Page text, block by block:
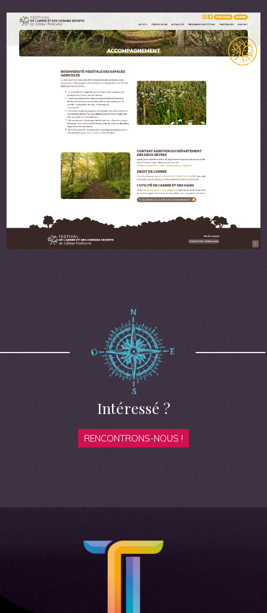
Intéressé ?
RENCONTRONS-NOUS !